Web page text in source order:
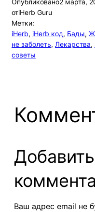
Опубликовано2 марта,
отiHerb Guru
Метки:
iHerb, iHerb код, Бады,
не заболеть, Лекарства,
советы
Добавить
Ваш адрес email не